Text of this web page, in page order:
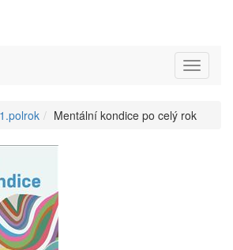
Toggle
Mentální kondice po celý rok